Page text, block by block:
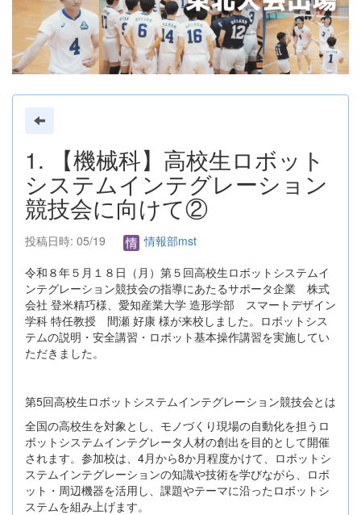
1. 【機械科】高校生ロボット
システムインテグレーション
競技会に向けて②
投稿日時: 05/19
情報部mst
令和８年５月１８日（月）第５回高校生ロボットシステムイ
ンテグレーション競技会の指導にあたるサポータ企業 株式
会社 登米精巧様、愛知産業大学 造形学部 スマートデザイン
学科 特任教授 間瀬 好康 様が来校しました。ロボットシス
テムの説明・安全講習・ロボット基本操作講習を実施してい
ただきました。
第5回高校生ロボットシステムインテグレーション競技会とは
全国の高校生を対象とし、モノづくり現場の自動化を担うロ
ボットシステムインテグレータ人材の創出を目的として開催
されます。参加校は、4月から8か月程度かけて、ロボットシ
ステムインテグレーションの知識や技術を学びながら、ロボ
ット・周辺機器を活用し、課題やテーマに沿ったロボットシ
ステムを組み上げます。